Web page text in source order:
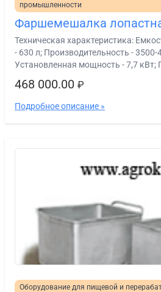
промышленности
Фаршемешалка
Техническая характеристика:
- 630 л; Производительность - 3500-
Установленная мощность - 7,7 кВт;
468 000.00 ₽
Подробное описание »
Оборудование для пищевой и